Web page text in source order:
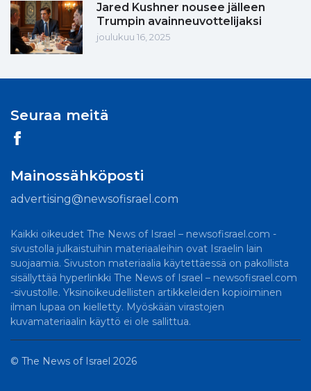
Jared Kushner nousee jälleen
Trumpin avainneuvottelijaksi
joulukuu 16, 2025
Seuraa meitä
Mainossähköposti
advertising@newsofisrael.com
Kaikki oikeudet The News of Israel – newsofisrael.com -
sivustolla julkaistuihin materiaaleihin ovat Israelin lain
suojaamia. Sivuston materiaalia käytettäessä on pakollista
sisällyttää hyperlinkki The News of Israel – newsofisrael.com
-sivustolle. Yksinoikeudellisten artikkeleiden kopioiminen
ilman lupaa on kielletty. Myöskään virastojen
kuvamateriaalin käyttö ei ole sallittua.
© The News of Israel 2026